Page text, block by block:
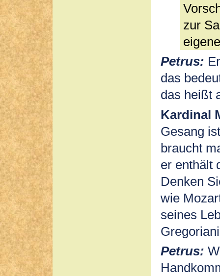
zur
Petrus:
das
das heißt
Kardinal
Gesang
braucht
er enthält
Denken
wie
seines
Petrus: